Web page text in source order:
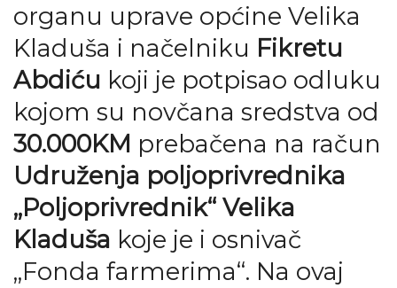
organu uprave općine Velika
Kladuša i načelniku Fikretu
Abdiću koji je potpisao odluku
kojom su novčana sredstva od
30.000KM prebačena na račun
Udruženja poljoprivrednika
„Poljoprivrednik“ Velika
Kladuša koje je i osnivač
„Fonda farmerima“. Na ovaj